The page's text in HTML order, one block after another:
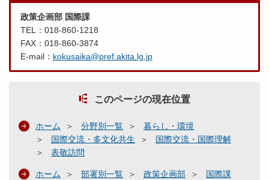
政策企画部 国際課
TEL：018-860-1218
FAX：018-860-3874
E-mail： kokusaika@pref.akita.lg.jp
このページの現在位置
ホーム 分野別一覧
暮らし・環境
国際交流・多文化共生
国際交流・国際理解
表敬訪問
ホーム 部署別一覧 政策企画部
国際課